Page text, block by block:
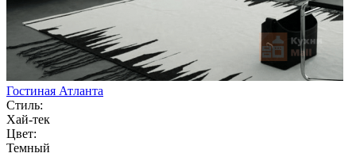
Гостиная Атланта
Стиль:
Хай-тек
Цвет:
Темный